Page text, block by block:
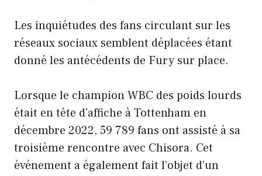
Les inquiétudes des fans circulant sur les
réseaux sociaux semblent déplacées étant
donné les antécédents de Fury sur place.
Lorsque le champion WBC des poids lourds
était en tête d'affiche à Tottenham en
décembre 2022, 59 789 fans ont assisté à sa
troisième rencontre avec Chisora. Cet
événement a également fait l’objet d’un